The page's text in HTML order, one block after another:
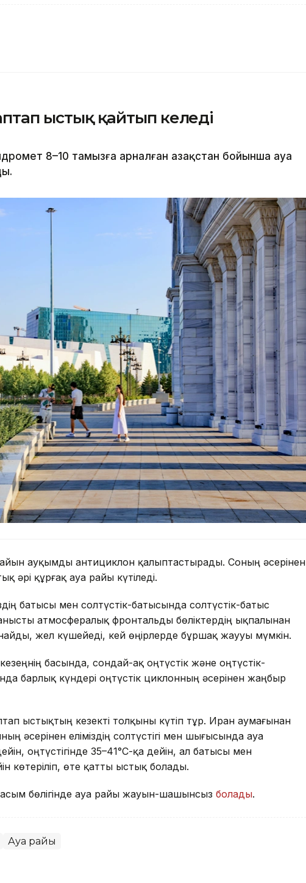
ыстық қайтып келеді
8–10 тамызға арналған Қазақстан бойынша ауа
ауқымды антициклон қалыптастырады. Соның әсерінен
әрі құрғақ ауа райы күтіледі.
батысы мен солтүстік-батысында солтүстік-батыс
атмосфералық фронтальды бөліктердің ықпалынан
жел күшейеді, кей өңірлерде бұршақ жаууы мүмкін.
басында, сондай-ақ оңтүстік және оңтүстік-
барлық күндері оңтүстік циклонның әсерінен жаңбыр
ыстықтың кезекті толқыны күтіп тұр. Иран аумағынан
әсерінен еліміздің солтүстігі мен шығысында ауа
оңтүстігінде 35–41°С-қа дейін, ал батысы мен
көтеріліп, өте қатты ыстық болады.
басым бөлігінде ауа райы жауын-шашынсыз болады.
Ауа райы